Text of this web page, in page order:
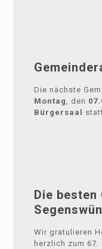
Die nächste
Montag, den
Bürgersaal
Die besten
Wir gratulieren
herzlich zum 67.